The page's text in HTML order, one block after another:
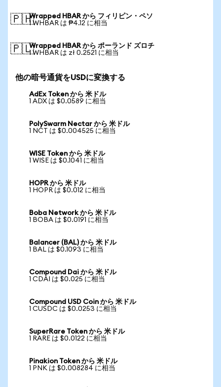
🇵🇭Wrapped HBAR から フィリピン・ペソ
1 WHBAR は ₱4.12 に相当
🇵🇱Wrapped HBAR から ポーランド ズロチ
1 WHBAR は zł 0.2521 に相当
他の暗号通貨をUSDに変換する
AdEx Token から 米ドル
1 ADX は $0.0589 に相当
PolySwarm Nectar から 米ドル
1 NCT は $0.004525 に相当
WISE Token から 米ドル
1 WISE は $0.1041 に相当
HOPR から 米ドル
1 HOPR は $0.012 に相当
Boba Network から 米ドル
1 BOBA は $0.0191 に相当
Balancer (BAL) から 米ドル
1 BAL は $0.1093 に相当
Compound Dai から 米ドル
1 CDAI は $0.025 に相当
Compound USD Coin から 米ドル
1 CUSDC は $0.0253 に相当
SuperRare Token から 米ドル
1 RARE は $0.0122 に相当
Pinakion Token から 米ドル
1 PNK は $0.008284 に相当